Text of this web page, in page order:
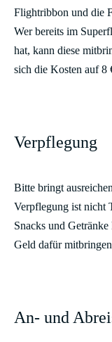
Flightribbon und die
Wer bereits im
hat, kann diese
sich die Kosten auf 8
Verpflegung
Bitte bringt
Verpflegung ist nicht
Snacks und
Geld dafür
An- und